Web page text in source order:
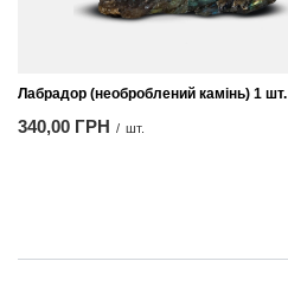
Лабрадор (необроблений камінь) 1 шт.
340,00 ГРН / шт.